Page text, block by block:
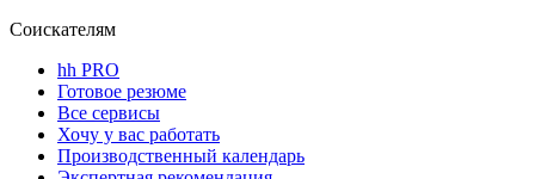
Соискателям
hh PRO
Готовое резюме
Все сервисы
Хочу у вас работать
Производственный календарь